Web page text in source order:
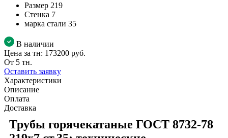
Размер 219
Стенка 7
марка стали 35
В наличии
Цена за тн: 173200 руб.
От 5 тн.
Оставить заявку
Характеристики
Описание
Оплата
Доставка
Трубы горячекатаные ГОСТ 8732-78